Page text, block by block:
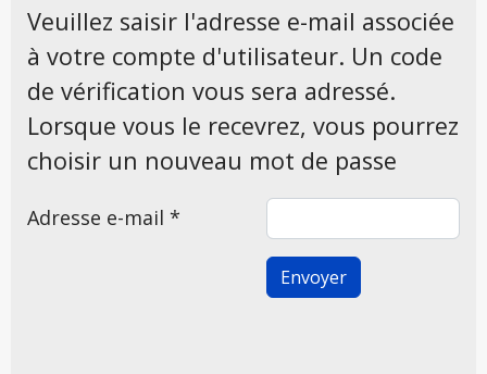
Veuillez saisir l'adresse e-mail associée
à votre compte d'utilisateur. Un code
de vérification vous sera adressé.
Lorsque vous le recevrez, vous pourrez
choisir un nouveau mot de passe
Adresse e-mail *
Envoyer